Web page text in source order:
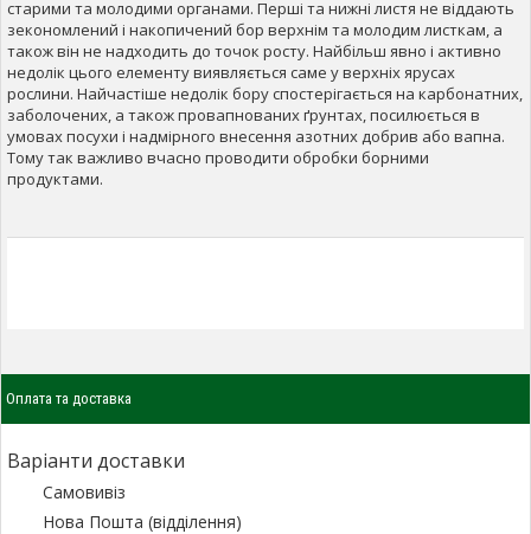
старими та молодими органами. Перші та нижні листя не віддають
зекономлений і накопичений бор верхнім та молодим листкам, а
також він не надходить до точок росту. Найбільш явно і активно
недолік цього елементу виявляється саме у верхніх ярусах
рослини. Найчастіше недолік бору спостерігається на карбонатних,
заболочених, а також провапнованих ґрунтах, посилюється в
умовах посухи і надмірного внесення азотних добрив або вапна.
Тому так важливо вчасно проводити обробки борними
продуктами.
Оплата та доставка
Варіанти доставки
Самовивіз
Нова Пошта (відділення)